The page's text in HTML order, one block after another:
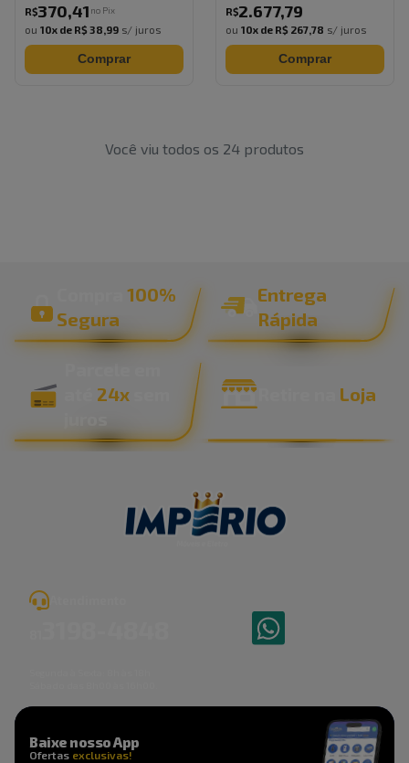
R$370,41 no Pix
ou 10x de R$ 38,99 s/ juros
Comprar
R$2.677,79
ou 10x de R$ 267,78 s/ juros
Comprar
Você viu todos os 24 produtos
100%
Segura
Entrega
Rápida
24x Loja
Baixe nosso App
Ofertas exclusivas!